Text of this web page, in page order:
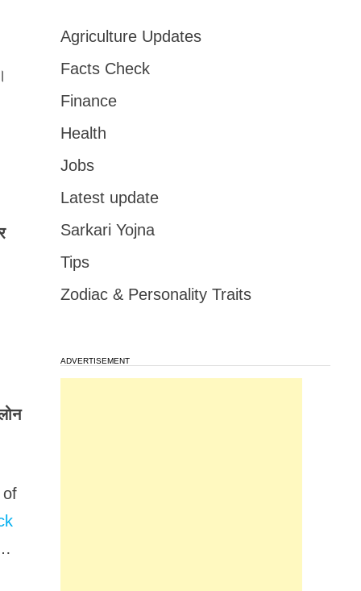
of
Agriculture Updates
Facts Check
Finance
Health
Jobs
Latest update
Sarkari Yojna
Tips
Zodiac & Personality Traits
ADVERTISEMENT